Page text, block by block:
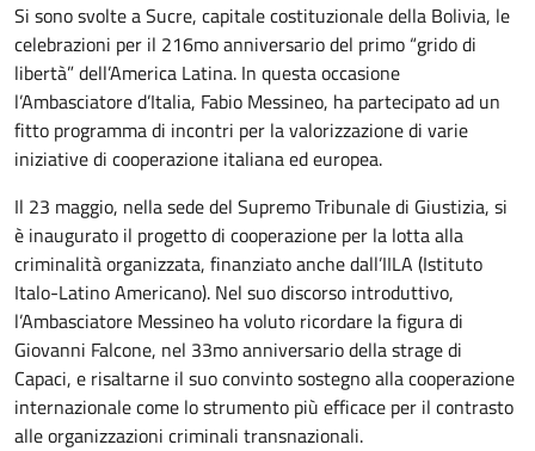
Si sono svolte a Sucre, capitale costituzionale della Bolivia, le
celebrazioni per il 216mo anniversario del primo “grido di
libertà” dell’America Latina. In questa occasione
l’Ambasciatore d’Italia, Fabio Messineo, ha partecipato ad un
fitto programma di incontri per la valorizzazione di varie
iniziative di cooperazione italiana ed europea.
Il 23 maggio, nella sede del Supremo Tribunale di Giustizia, si
è inaugurato il progetto di cooperazione per la lotta alla
criminalità organizzata, finanziato anche dall’IILA (Istituto
Italo-Latino Americano). Nel suo discorso introduttivo,
l’Ambasciatore Messineo ha voluto ricordare la figura di
Giovanni Falcone, nel 33mo anniversario della strage di
Capaci, e risaltarne il suo convinto sostegno alla cooperazione
internazionale come lo strumento più efficace per il contrasto
alle organizzazioni criminali transnazionali.